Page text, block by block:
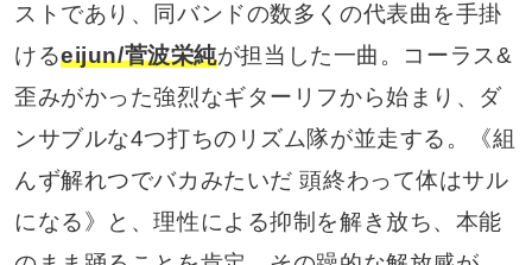
ストであり、同バンドの数多くの代表曲を手掛
けるeijun/菅波栄純が担当した一曲。コーラス&
歪みがかった強烈なギターリフから始まり、ダ
ンサブルな4つ打ちのリズム隊が並走する。《組
んず解れつでバカみたいだ 頭終わって体はサル
になる》と、理性による抑制を解き放ち、本能